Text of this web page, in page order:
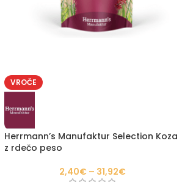
VROČE
Herrmann’s Manufaktur Selection Koza
z rdečo peso
2,40€ – 31,92€